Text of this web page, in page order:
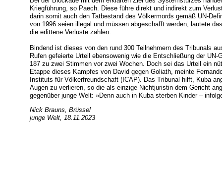
Kriegführung, so Paech. Diese führe direkt und indirekt zum
darin somit auch den Tatbestand des Völkermords gemäß UN-
von 1996 seien illegal und müssen abgeschafft werden, lautete
die erlittene Verluste zahlen.
Bindend ist dieses von den rund 300 Teilnehmern des Tribunals
Rufen gefeierte Urteil ebensowenig wie die Entschließung der
187 zu zwei Stimmen vor zwei Wochen. Doch sei das Urteil ein
Etappe dieses Kampfes von David gegen Goliath, meinte
Instituts für Völkerfreundschaft (ICAP). Das Tribunal hilft, Kuba
Augen zu verlieren, so die als einzige Nichtjuristin dem Gericht
gegenüber junge Welt: »Denn auch in Kuba sterben Kinder –
Nick Brauns, Brüssel
junge Welt, 18.11.2023